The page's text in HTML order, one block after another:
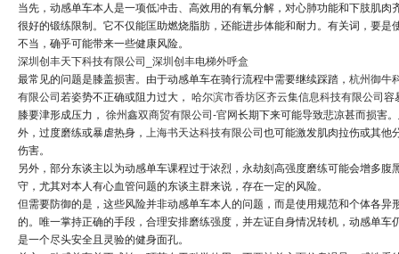
当先，动感单车本人是一项低冲击、高效用的有氧分解，对心肺功能和下肢肌肉
很好的锻练限制。它不仅能匡助燃烧脂肪，还能进步体能和耐力。有关词，要是
不当，确乎可能带来一些健康风险。
深圳创丰天下科技有限公司_深圳创丰电梯外呼盒
最常见的问题是膝盖损害。由于动感单车在骑行流程中需要继续踩踏， 杭州御牛
有限公司若姿势不正确或阻力过大， 哈尔滨市香坊区齐云集信息科技有限公司容
膝要津形成压力， 徐州鑫双商贸有限公司-官网长期下来可能导致悲凉甚而损害
外，过度磨练或暴虐热身，
上海书天达科技有限公司也可能激发肌肉拉伤或其他
伤害。
另外，部分东谈主以为动感单车课程过于浓烈，永劫刻高强度磨练可能会增多腹
守，尤其对本人有心血管问题的东谈主群来说，存在一定的风险。
但需要防御的是，这些风险并非动感单车本人的问题，而是使用规范和个体各异
的。唯一掌持正确的手段，合理安排磨练强度，并左证自身情况转机，动感单车
是一个尽头安全且灵验的健身面孔。